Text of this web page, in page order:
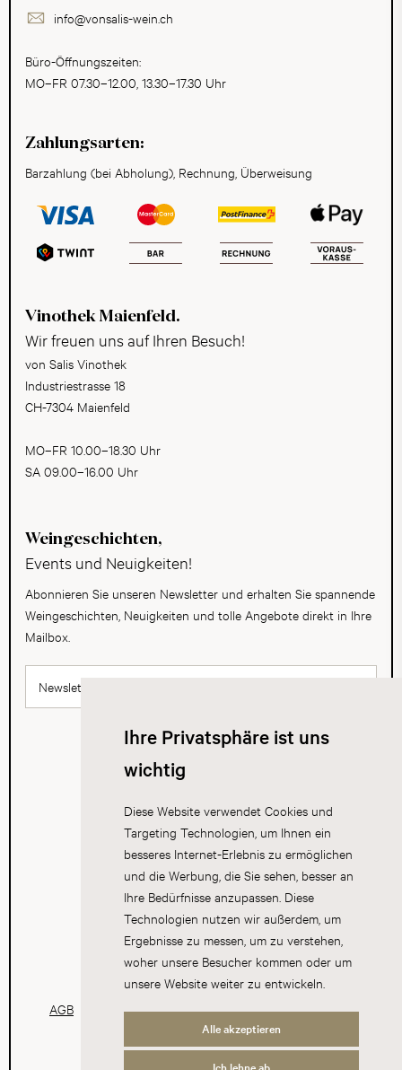
Ihre Privatsphäre ist uns
wichtig
Diese Website verwendet Cookies und
Targeting Technologien, um Ihnen ein
besseres Internet-Erlebnis zu ermöglichen
und die Werbung, die Sie sehen, besser an
Ihre Bedürfnisse anzupassen. Diese
Technologien nutzen wir außerdem, um
Ergebnisse zu messen, um zu verstehen,
woher unsere Besucher kommen oder um
unsere Website weiter zu entwickeln.
Alle akzeptieren
info@vonsalis-wein.ch
Büro-Öffnungszeiten:
MO–FR 07.30–12.00, 13.30–17.30 Uhr
Zahlungsarten:
Barzahlung (bei Abholung), Rechnung, Überweisung
Vinothek Maienfeld.
Wir freuen uns auf Ihren Besuch!
von Salis Vinothek
Industriestrasse 18
CH-7304 Maienfeld
MO–FR 10.00–18.30 Uhr
SA 09.00–16.00 Uhr
Weingeschichten,
Events und Neuigkeiten!
Abonnieren Sie unseren Newsletter und erhalten Sie spannende
Weingeschichten, Neuigkeiten und tolle Angebote direkt in Ihre
Mailbox.
Newsletter abonnieren
AGB Datenschutz Impressum Cookies